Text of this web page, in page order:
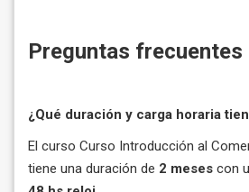
Preguntas frecuentes
¿Qué duración y carga horaria
El curso Curso Introducción al
tiene una duración de 2 meses con